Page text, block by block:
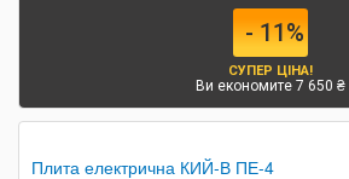
- 11%
СУПЕР ЦІНА!
Ви економите 7 650 ₴
Плита електрична КИЙ-В ПЕ-4